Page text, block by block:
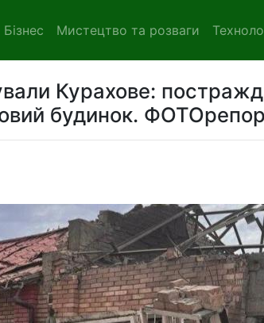
Бізнес Мистецтво та розваги
Курахове:
будинок.